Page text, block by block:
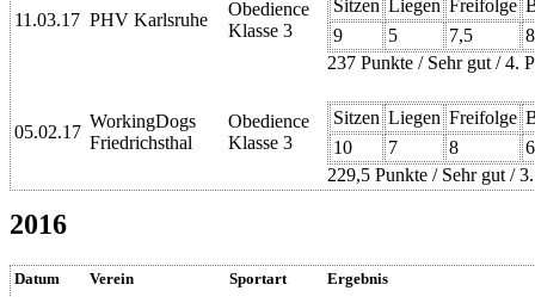
11.03.17 PHV Karlsruhe
Obedience
Klasse 3
Sitzen Liegen Freifolge
9
5 7,5
237 Punkte / Sehr gut / 4.
05.02.17
WorkingDogs
Friedrichsthal
Obedience
Klasse 3
Sitzen Liegen Freifolge
10
7 8
6
229,5 Punkte / Sehr gut /
2016
Datum Verein Sportart Ergebnis